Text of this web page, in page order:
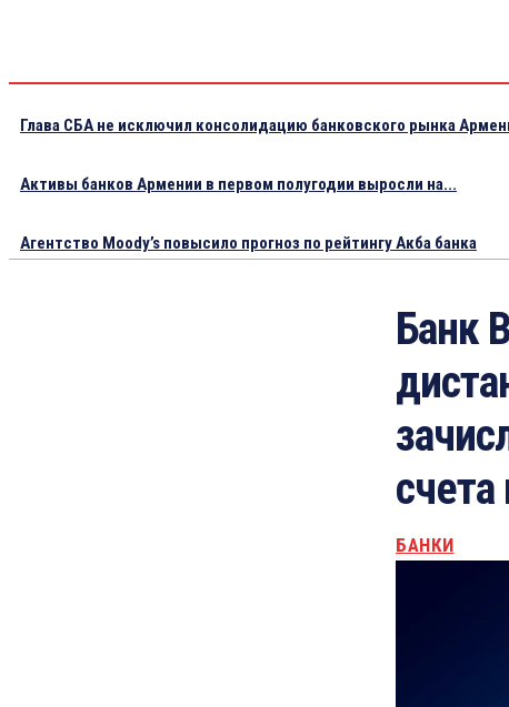
Глава СБА не исключил консолидацию банковского рынка
Активы банков Армении в первом полугодии выросли на...
Агентство Moody’s повысило прогноз по рейтингу Акба банка
Банк
счета
БАНКИ